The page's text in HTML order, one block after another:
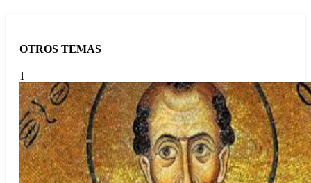
OTROS TEMAS
1